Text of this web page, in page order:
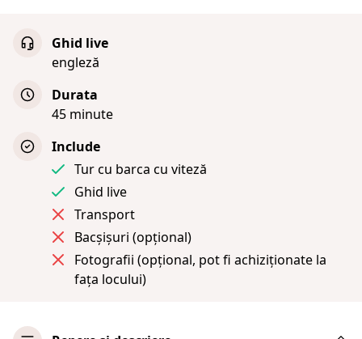
Ghid live
engleză
Durata
45 minute
Include
Tur cu barca cu viteză
Ghid live
Transport
Bacșișuri (opțional)
Fotografii (opțional, pot fi achiziționate la
fața locului)